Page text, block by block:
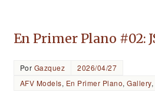
En Primer Plano #02:
Por Gazquez
2026/04/27
AFV Models, En Primer Plano,Gallery,